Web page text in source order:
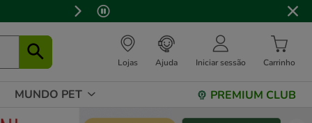
Lojas Ajuda Iniciar sessão Carrinho
MUNDO PET PREMIUM CLUB